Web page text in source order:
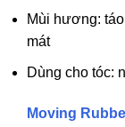
Mùi hương:
mát
Dùng cho tóc:
Moving